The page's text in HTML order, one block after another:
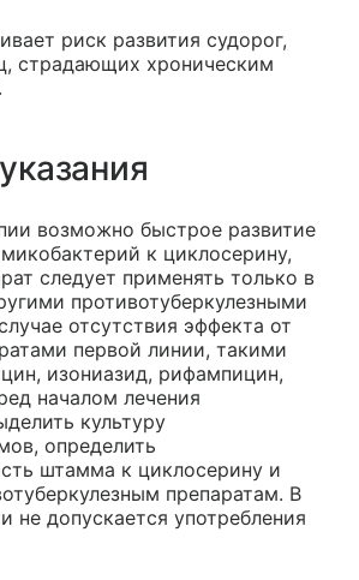
риск развития судорог,
страдающих хроническим
возможно быстрое развитие
к циклосерину,
следует применять только в
противотуберкулезными
отсутствия эффекта от
первой линии, такими
изониазид, рифампицин,
началом лечения
культуру
определить
штамма к циклосерину и
препаратам. В
не допускается употребления